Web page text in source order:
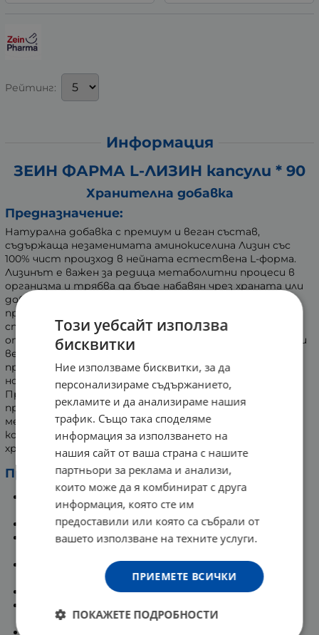
Рейтинг:
Информация
ЗЕИН ФАРМА L-ЛИЗИН капсули * 90
Хранителна добавка
Предназначение:
Натурална добавка с премиум и веган състав,
съдържаща незаменимата аминокиселина Лизин със
100% чист произход в нейната естествена L-форма.
Лизинът е важен за редица метаболитни процеси в
организма и трябва да бъде набавян чрез храната или
добавки, тъй като човешкото тяло не може да го
произвежда само. Това е особено важно в случаи на
специални хранителни режими, както и при
определени групи хора, като деца, възрастни хора или
вегетарианци и вегани. Лизинът също така е
прекурсор на карнитина, което го прави важен за
нормалния енергиен метаболизъм на организма.
Продуктът е създаден да поддържа нормалните
процеси в организма, включително енергийния
метаболизъм. Подпомага образуването на колаген,
който е важен за здравето на кожата, костите,
хрущялите и съединителната тъкан.
Предимства на Лизин на ZeinPharma:
Съдържа Лизин със 100% чист произход в
естествената му L-форма.
Лабораторно тестван за високо качество.
Поддържа нормалните метаболитни процеси в
Помага за образуването на колаген, важен за
кожата, костите и съединителната тъкан.
Подпомага нормалния енергиен метаболизъм.
магнезиев стеарат.
Този уебсайт използва
бисквитки
Ние използваме бисквитки, за да
персонализираме съдържанието,
рекламите и да анализираме нашия
трафик. Също така споделяме
информация за използването на
нашия сайт от ваша страна с нашите
партньори за реклама и анализи,
които може да я комбинират с друга
информация, която сте им
предоставили или която са събрали от
вашето използване на техните услуги.
ПРИЕМЕТЕ ВСИЧКИ
ПОКАЖЕТЕ ПОДРОБНОСТИ